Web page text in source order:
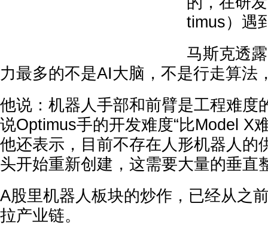
timus）遇
马斯克透
力最多的不是AI大脑，不是行走算法
他说：机器人手部和前臂是工程难度
说Optimus手的开发难度“比Model X
他还表示，目前不存在人形机器人的
头开始重新创建，这需要大量的垂直
A股里机器人板块的炒作，已经从之
拉产业链。